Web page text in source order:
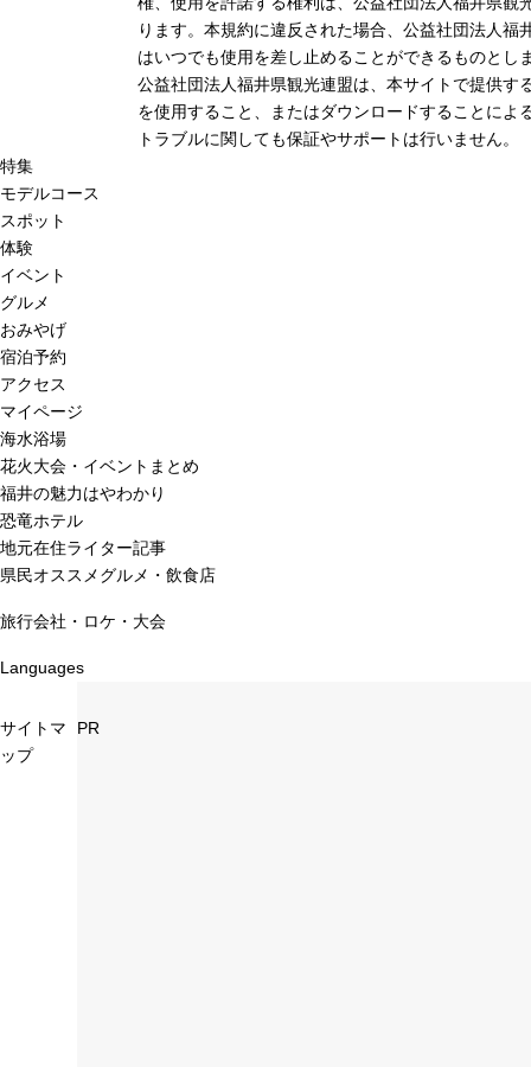
ります。本規約に違反された場合、公益社団法人福
はいつでも使用を差し止めることができるものとし
公益社団法人福井県観光連盟は、本サイトで提供す
を使用すること、またはダウンロードすることによ
トラブルに関しても保証やサポートは行いません。
特集
モデルコース
スポット
体験
イベント
グルメ
おみやげ
宿泊予約
アクセス
マイページ
海水浴場
花火大会・イベントまとめ
福井の魅力はやわかり
恐竜ホテル
地元在住ライター記事
県民オススメグルメ・飲食店
旅行会社・ロケ・大会
Languages
サイトマ
ップ
PR